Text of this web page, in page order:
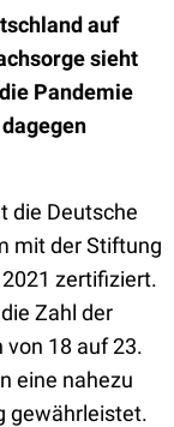
auf
sieht
Pandemie
die Deutsche
mit der Stiftung
zertifiziert.
Zahl der
18 auf 23.
eine nahezu
gewährleistet.